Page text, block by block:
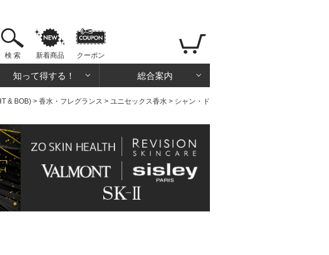
検 索 新着商品 クーポン
知って得する！ 総合案内
& BOB) > 香水・フレグランス > ユニセックス香水 > シャン・ド